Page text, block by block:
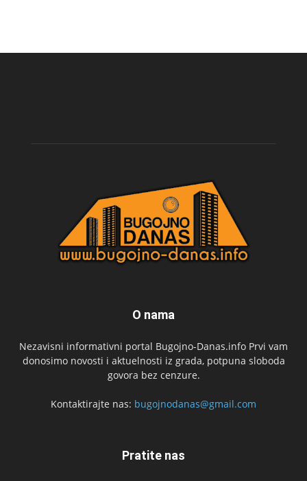
O nama
Nezavisni informativni portal Bugojno-Danas.info Prvi vam
donosimo novosti i aktuelnosti iz grada, potpuna sloboda
govora bez cenzure.
Kontaktirajte nas: bugojnodanas@gmail.com
Pratite nas